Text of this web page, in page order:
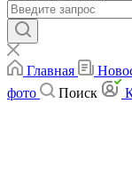
Главная
фото
Поиск